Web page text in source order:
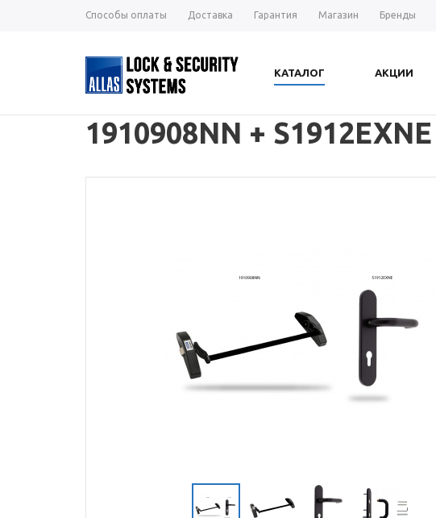
Способы оплаты Доставка Гарантия Магазин Бренды
КАТАЛОГ АКЦИИ
1910908NN + S1912EXNE